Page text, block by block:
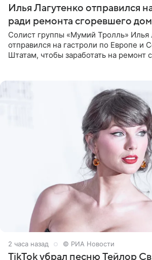
Илья Лагутенко отправился
ради ремонта сгоревшего
Солист группы «Мумий Тролль» Илья
отправился на гастроли по Европе и
Штатам, чтобы заработать на ремонт
2 часа назад © РИА Новости
TikTok убрал песню Тейлор